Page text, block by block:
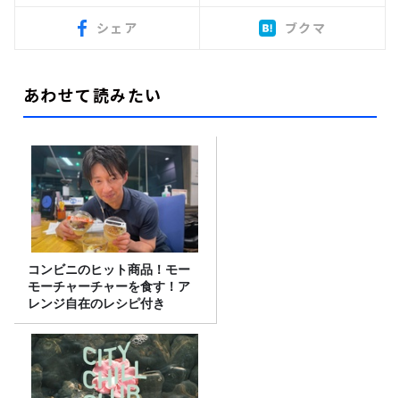
シェア ブクマ
あわせて読みたい
コンビニのヒット商品！モー
モーチャーチャーを食す！ア
レンジ自在のレシピ付き